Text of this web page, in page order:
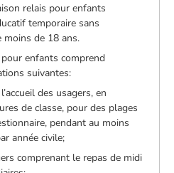
relais pour enfants
temporaire sans
moins de 18 ans.
enfants comprend
suivantes:
des usagers, en
de classe, pour des plages
pendant au moins
année civile;
comprenant le repas de midi